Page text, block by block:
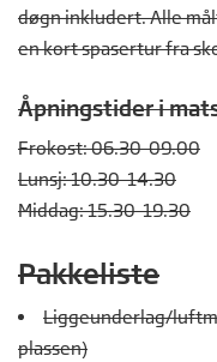
døgn inkludert. Alle
en kort spasertur fra
Åpningstider i
Frokost: 06.30-09.00
Lunsj: 10.30-14.30
Middag: 15.30-19.30
Pakkeliste
Liggeunderlag/
plassen)